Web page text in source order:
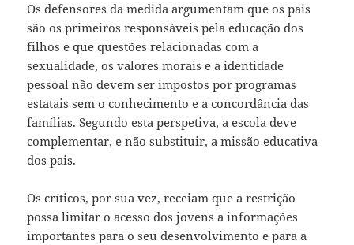
Os defensores da medida argumentam que os pais
são os primeiros responsáveis pela educação dos
filhos e que questões relacionadas com a
sexualidade, os valores morais e a identidade
pessoal não devem ser impostos por programas
estatais sem o conhecimento e a concordância das
famílias. Segundo esta perspetiva, a escola deve
complementar, e não substituir, a missão educativa
dos pais.
Os críticos, por sua vez, receiam que a restrição
possa limitar o acesso dos jovens a informações
importantes para o seu desenvolvimento e para a